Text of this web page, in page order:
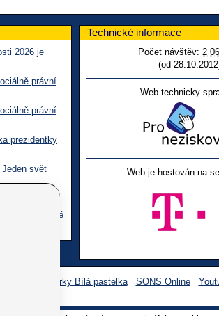
2026 je
právní
právní
prezidentky
svět
z pražské
Technické informace
Počet návštěv: 2
(od
Web technicky
Web je hostován na
Facebook sbírky Bílá pastelka SONS Online